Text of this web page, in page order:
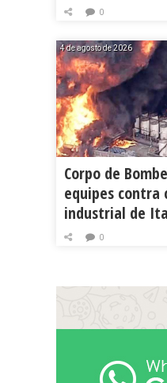
0
4 de agosto de 2026
Corpo de
equipes contra
industrial de
0